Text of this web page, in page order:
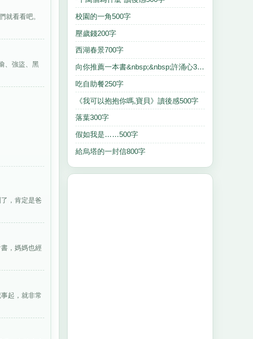
就看看吧。
、強盜、黑
，肯定是爸
，媽媽也經
起，就非常
校園的一角500字
壓歲錢200字
西湖春景700字
向你推薦一本書&nbsp;&nbsp;許涌心350字
吃自助餐250字
《我可以抱抱你嗎,寶貝》讀後感500字
落葉300字
假如我是……500字
給烏塔的一封信800字